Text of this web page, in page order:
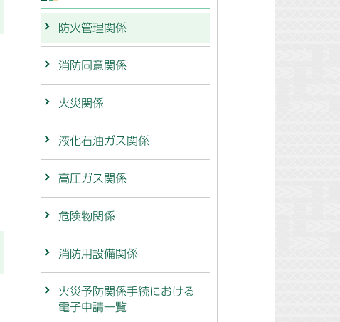
防火管理関係
消防同意関係
火災関係
液化石油ガス関係
高圧ガス関係
危険物関係
消防用設備関係
火災予防関係手続における
電子申請一覧